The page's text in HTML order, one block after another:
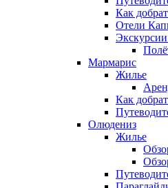
Как
Отели
Мармарис
Жилье
Как
Олюдениз
Жилье